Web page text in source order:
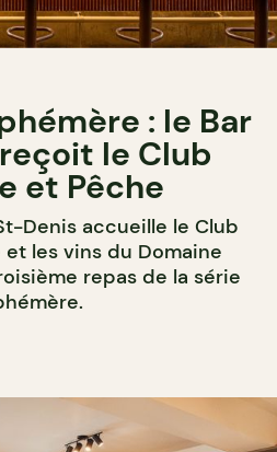
: le Bar
le Club
et Pêche
Denis accueille le Club
les vins du Domaine
repas de la série